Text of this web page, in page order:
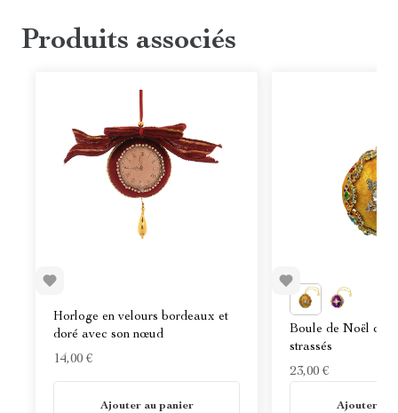
Produits associés
Horloge en velours bordeaux et
doré avec son nœud
14,00 €
Ajouter au panier
Boule de Noël
strassés
23,00 €
Ajouter au